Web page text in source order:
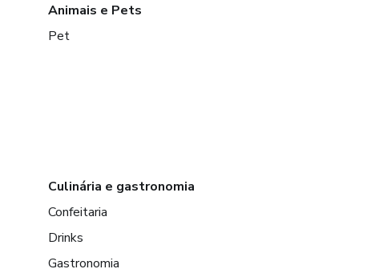
Animais e Pets
Pet
Culinária e gastronomia
Confeitaria
Drinks
Gastronomia